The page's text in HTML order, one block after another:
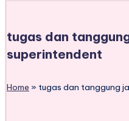
tugas dan
superintendent
Home » tugas dan tanggung